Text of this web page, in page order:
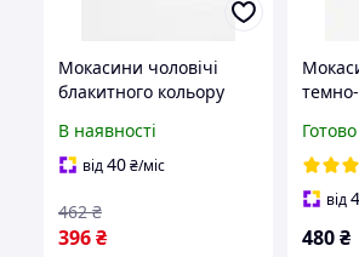
Мокасини чоловічі
блакитного кольору
Безкоштовна доставка
В наявності
від40₴/міс
396₴
462 ₴
від
480₴